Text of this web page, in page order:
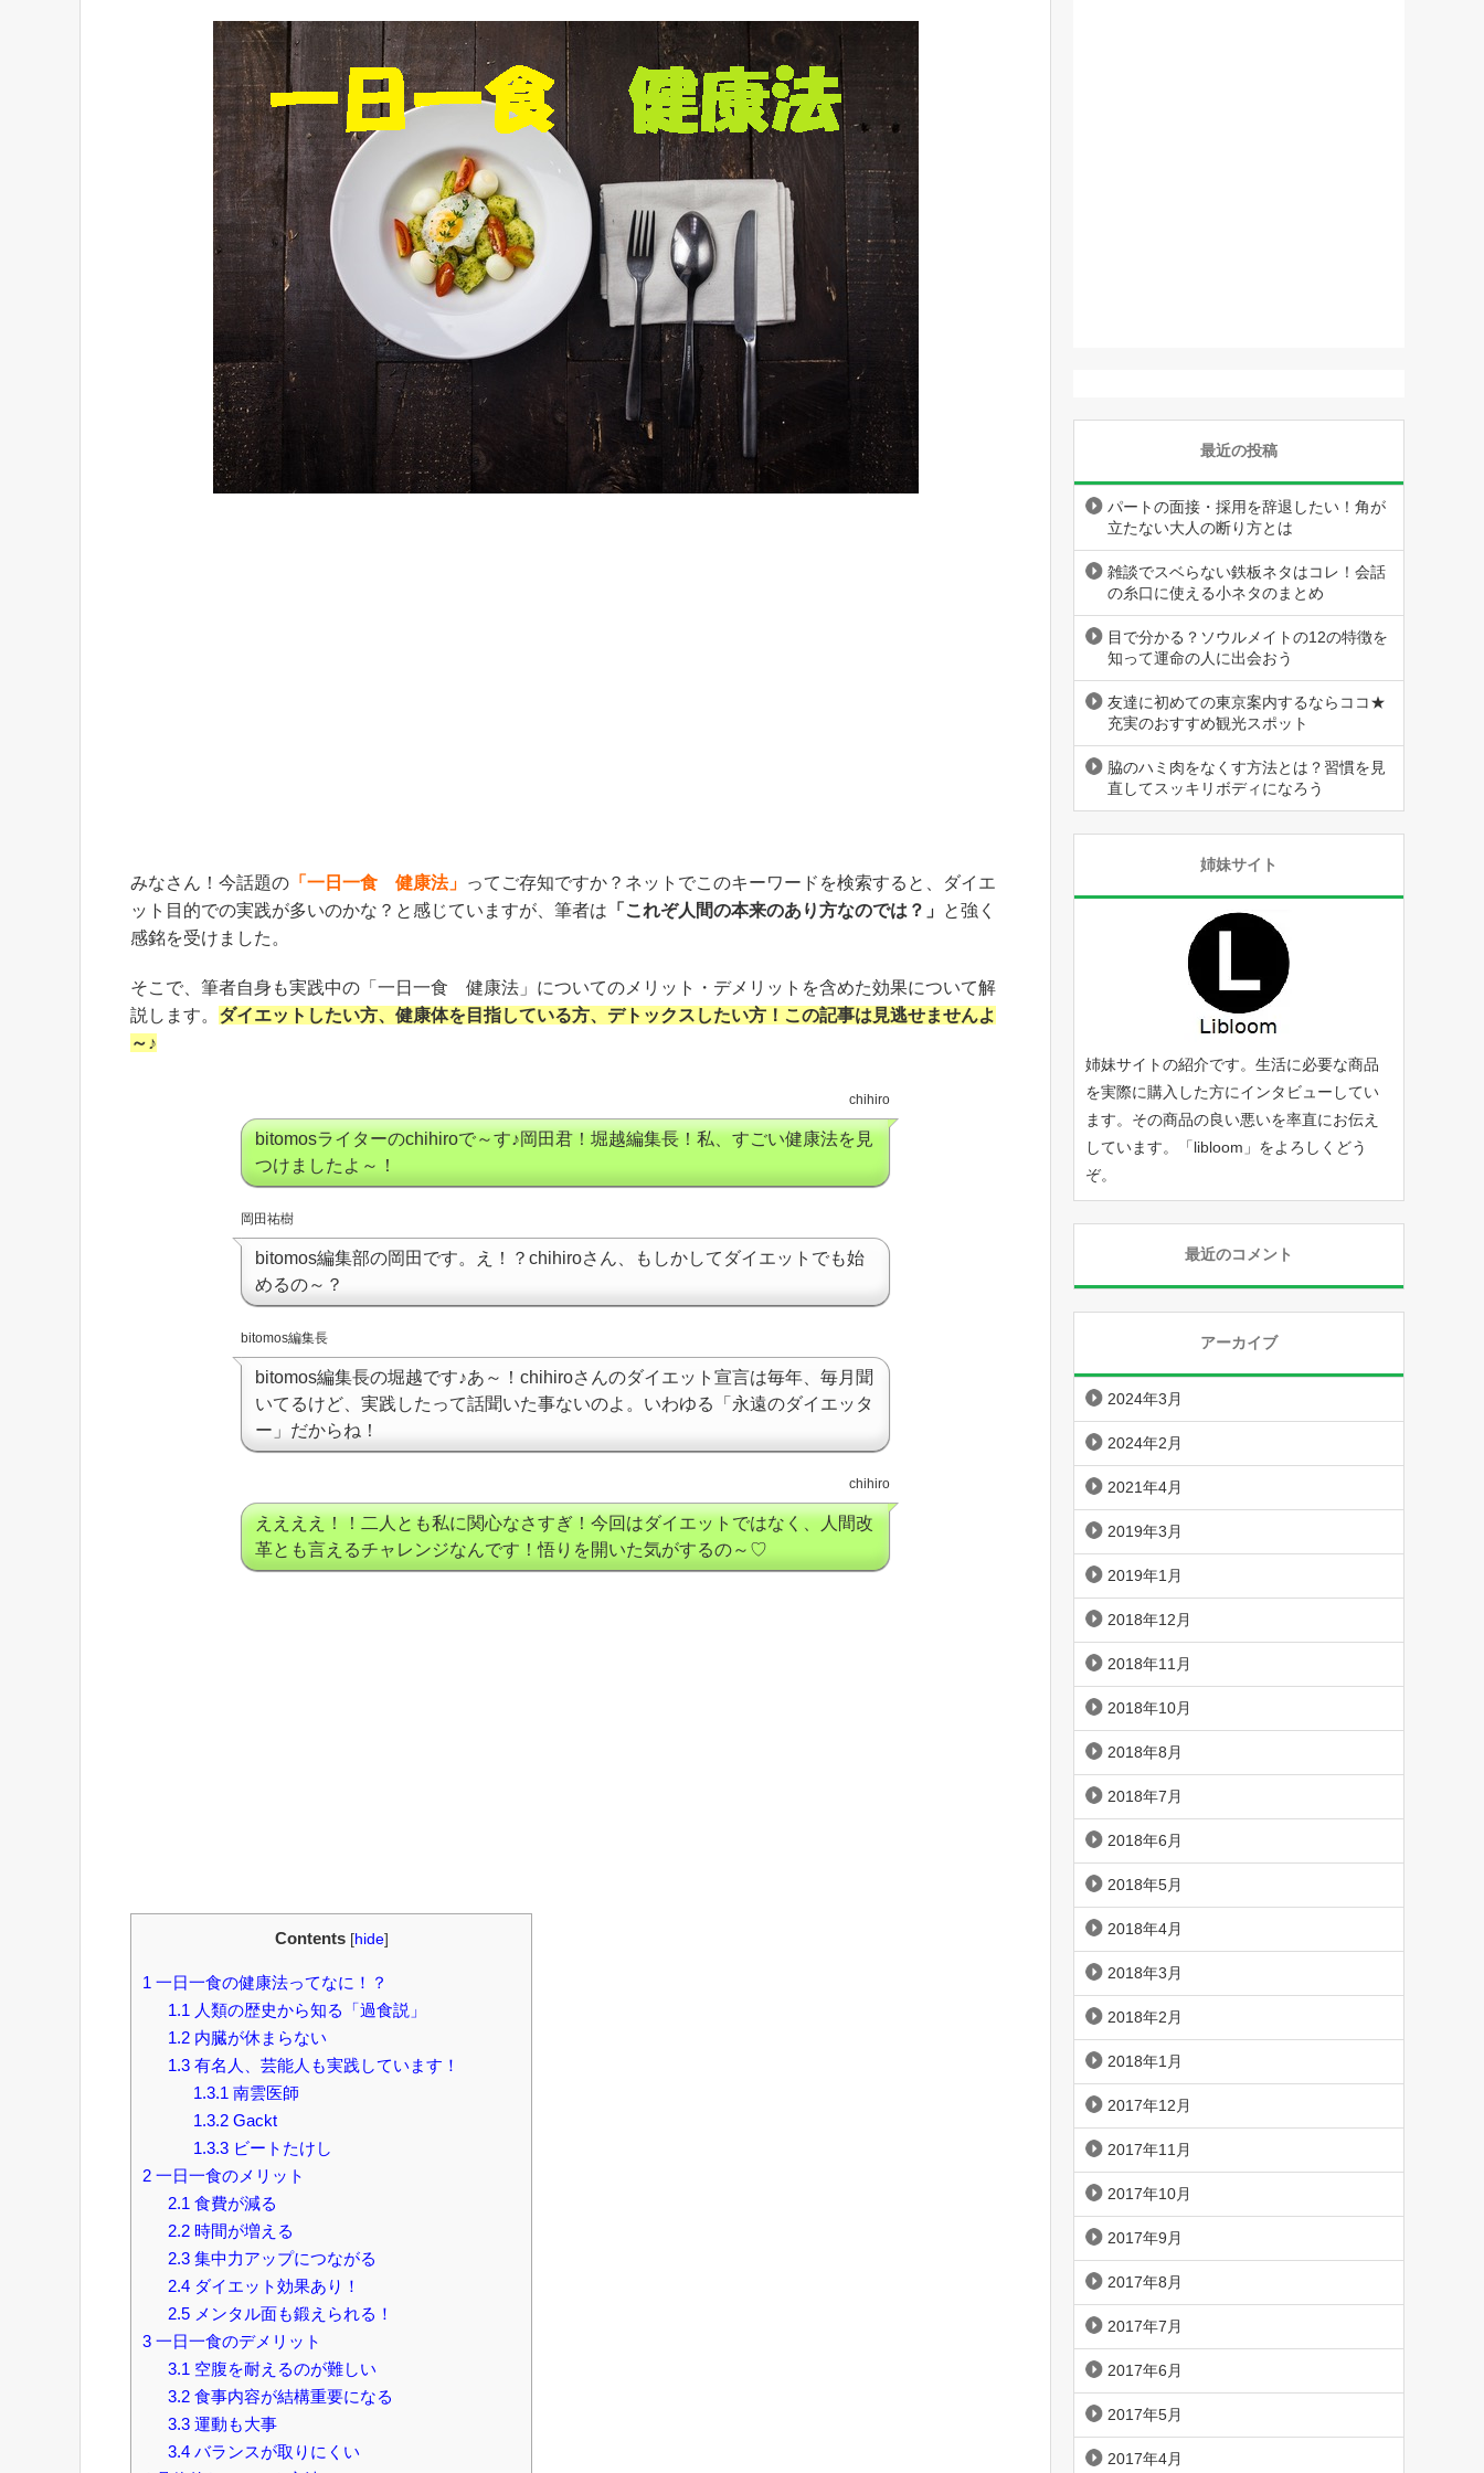
みなさん！今話題の 「一日一食 健康法」 ってご存知ですか？ネットでこのキーワードを検索すると、ダイエ
ット目的での実践が多いのかな？と感じていますが、筆者は 「これぞ人間の本来のあり方なのでは？」
と強く
感銘を受けました。
そこで、筆者自身も実践中の「一日一食 健康法」についてのメリット・デメリットを含めた効果について解
説します。 ダイエットしたい方、健康体を目指している方、デトックスしたい方！この記事は見逃せませんよ
～♪
chihiro
bitomosライターのchihiroで～す♪岡田君！堀越編集長！私、すごい健康法を見
つけましたよ～！
岡田祐樹
bitomos編集部の岡田です。え！？chihiroさん、もしかしてダイエットでも始
めるの～？
bitomos編集長
bitomos編集長の堀越です♪あ～！chihiroさんのダイエット宣言は毎年、毎月聞
いてるけど、実践したって話聞いた事ないのよ。いわゆる「永遠のダイエッタ
ー」だからね！
chihiro
ええええ！！二人とも私に関心なさすぎ！今回はダイエットではなく、人間改
革とも言えるチャレンジなんです！悟りを開いた気がするの～♡
Contents [hide]
1 一日一食の健康法ってなに！？
1.1 人類の歴史から知る「過食説」
1.2内臓が休まらない
1.3有名人、芸能人も実践しています！
1.3.1 南雲医師
1.3.2Gackt
1.3.3ビートたけし
2 一日一食のメリット
2.1 食費が減る
2.2時間が増える
2.3集中力アップにつながる
2.4ダイエット効果あり！
2.5メンタル面も鍛えられる！
3 一日一食のデメリット
3.1 空腹を耐えるのが難しい
3.2食事内容が結構重要になる
3.3運動も大事
3.4バランスが取りにくい
最近の投稿
パートの面接・採用を辞退したい！角が
立たない大人の断り方とは
雑談でスベらない鉄板ネタはコレ！会話
の糸口に使える小ネタのまとめ
目で分かる？ソウルメイトの12の特徴を
知って運命の人に出会おう
友達に初めての東京案内するならココ★
充実のおすすめ観光スポット
脇のハミ肉をなくす方法とは？習慣を見
直してスッキリボディになろう
姉妹サイト
姉妹サイトの紹介です。生活に必要な商品
を実際に購入した方にインタビューしてい
ます。その商品の良い悪いを率直にお伝え
しています。「libloom 」をよろしくどう
ぞ。
最近のコメント
アーカイブ
2024年3月
2024年2月
2021年4月
2019年3月
2019年1月
2018年12月
2018年11月
2018年10月
2018年8月
2018年7月
2018年6月
2018年5月
2018年4月
2018年3月
2018年2月
2018年1月
2017年12月
2017年11月
2017年10月
2017年9月
2017年8月
2017年7月
2017年6月
2017年5月
2017年4月